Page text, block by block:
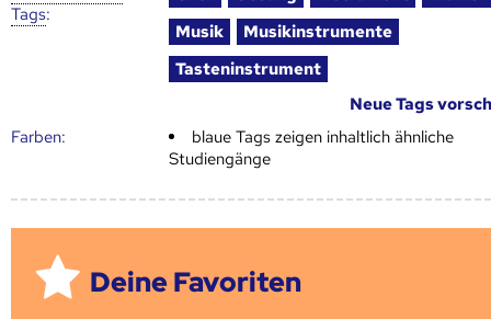
Tags:
Musik
Musikinstrumente
Tasteninstrument
Neue Tags
Farben:
blaue Tags zeigen inhaltlich ähnliche
Studiengänge
Deine Favoriten